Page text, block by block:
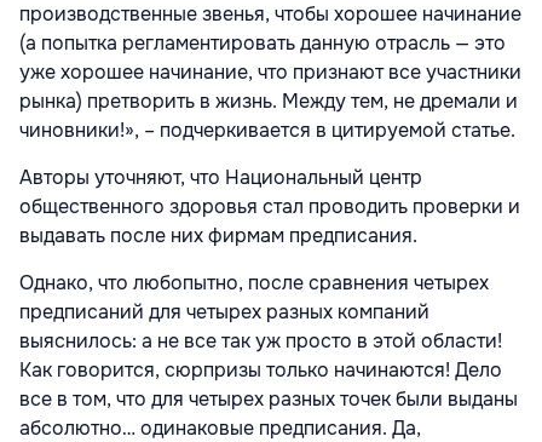
производственные звенья, чтобы хорошее начинание
(а попытка регламентировать данную отрасль — это
уже хорошее начинание, что признают все участники
рынка) претворить в жизнь. Между тем, не дремали и
чиновники!», – подчеркивается в цитируемой статье.
Авторы уточняют, что Национальный центр
общественного здоровья стал проводить проверки и
выдавать после них фирмам предписания.
Однако, что любопытно, после сравнения четырех
предписаний для четырех разных компаний
выяснилось: а не все так уж просто в этой области!
Как говорится, сюрпризы только начинаются! Дело
все в том, что для четырех разных точек были выданы
абсолютно… одинаковые предписания. Да,